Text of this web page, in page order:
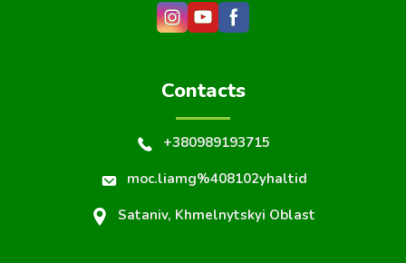
Contacts
+380989193715
moc.liamg%408102yhaltid
Sataniv, Khmelnytskyi Oblast